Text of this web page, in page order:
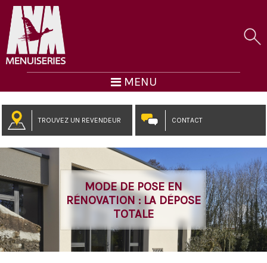
MENU
TROUVEZ UN REVENDEUR CONTACT
MODE DE POSE EN
RÉNOVATION : LA DÉPOSE
TOTALE